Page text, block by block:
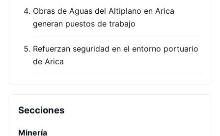
Obras de Aguas del Altiplano en Arica
generan puestos de trabajo
Refuerzan seguridad en el entorno portuario
de Arica
Secciones
Minería